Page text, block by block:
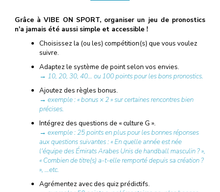
Grâce à VIBE ON SPORT, organiser un jeu de pronostics
n'a jamais été aussi simple et accessible !
Choisissez la (ou les) compétition(s) que vous voulez
suivre.
Adaptez le système de point selon vos envies.
→ 10, 20, 30, 40… ou 100 points pour les bons pronostics.
Ajoutez des règles bonus.
→ exemple : « bonus × 2 » sur certaines rencontres bien
précises.
Intégrez des questions de « culture G ».
→ exemple : 25 points en plus pour les bonnes réponses
aux questions suivantes : « En quelle année est née
l'équipe des Émirats Arabes Unis de handball masculin ? »,
« Combien de titre(s) a-t-elle remporté depuis sa création ?
», …etc.
Agrémentez avec des quiz prédictifs.